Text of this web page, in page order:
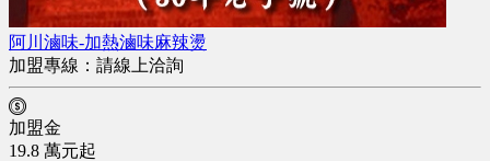
阿川滷味-加熱滷味麻辣燙
加盟專線： 請線上洽詢
加盟金
19.8 萬元起